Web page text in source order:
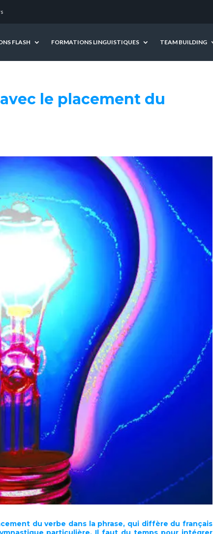
FLASH FORMATIONS LINGUISTIQUES TEAM BUILDING
le placement du
du verbe dans la phrase, qui diffère du français